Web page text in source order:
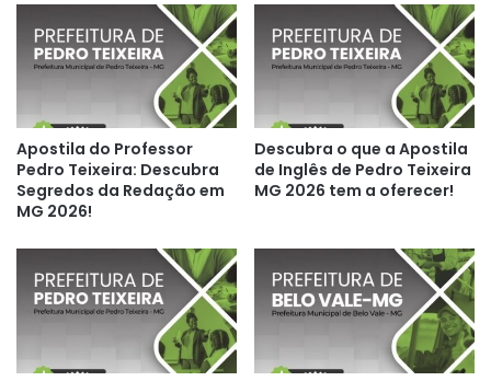
Apostila do Professor
Pedro Teixeira: Descubra
Segredos da Redação em
MG 2026!
Descubra o que a Apostila
de Inglês de Pedro Teixeira
MG 2026 tem a oferecer!